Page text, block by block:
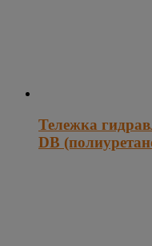
Тележка
DB